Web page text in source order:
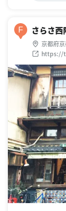
F さらさ西
京都府
https://